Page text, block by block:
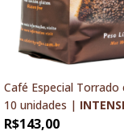
Café Especial
10 unidades |
R$143,00